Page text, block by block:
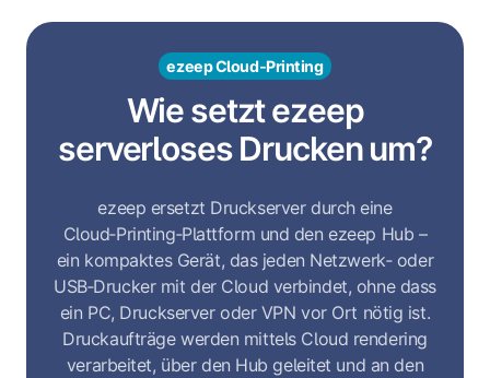
ezeep Cloud‑Printing
Wie setzt ezeep
serverloses Drucken um?
ezeep ersetzt Druckserver durch eine
Cloud‑Printing‑Plattform und den ezeep Hub –
ein kompaktes Gerät, das jeden Netzwerk‑ oder
USB‑Drucker mit der Cloud verbindet, ohne dass
ein PC, Druckserver oder VPN vor Ort nötig ist.
Druckaufträge werden mittels Cloud rendering
verarbeitet, über den Hub geleitet und an den